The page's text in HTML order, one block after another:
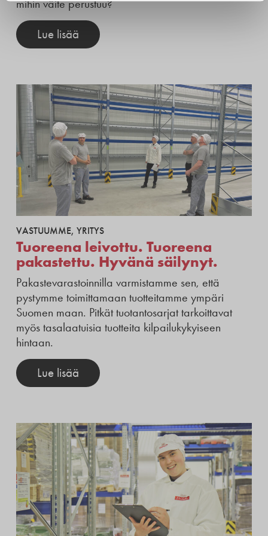
mihin väite perustuu?
Lue lisää
VASTUUMME, YRITYS
Tuoreena leivottu. Tuoreena
pakastettu. Hyvänä säilynyt.
Pakastevarastoinnilla varmistamme sen, että
pystymme toimittamaan tuotteitamme ympäri
Suomen maan. Pitkät tuotantosarjat tarkoittavat
myös tasalaatuisia tuotteita kilpailukykyiseen
hintaan.
Lue lisää